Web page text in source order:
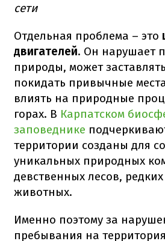
сети
Отдельная проблема – это
двигателей. Он нарушает
природы, может
покидать привычные
влиять на природные
горах. В Карпатском
заповеднике
территории созданы для
уникальных природных
девственных лесов,
животных.
Именно поэтому за
пребывания на